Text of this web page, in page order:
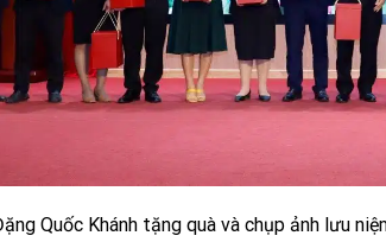
Quốc Khánh tặng quà và chụp ảnh lưu